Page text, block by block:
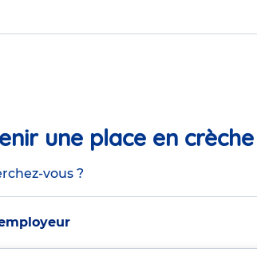
une place en
vous ?